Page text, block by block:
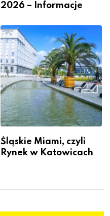
2026 – Informacje
Śląskie Miami, czyli
Rynek w Katowicach